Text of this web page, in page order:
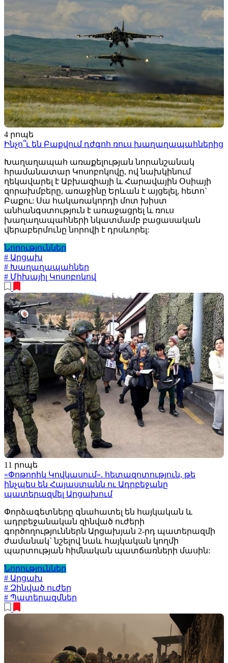
4 րոպե
Ինչո՞ւ են Բաքվում դժգոհ ռուս խաղաղապահներից
Խաղաղապահ առաքելության նորանշանակ
հրամանատար Կոսոբոկովը, ով նախկինում
ղեկավարել է Աբխազիայի և Հարավային Օսիայի
զորախմբերը, առաջինը Երևան է այցելել, հետո`
Բաքու: Սա հակառակորդի մոտ խիստ
անհանգստություն է առաջացրել և ռուս
խաղաղապահների նկատմամբ բացասական
վերաբերմունը նորովի է դրսևորել:
Նորություններ
# Արցախ
# Խաղաղապահներ
# Միխայիլ Կոսոբոկով
11 րոպե
«Փոթորիկ Կովկասում». հետազոտություն, թե
ինչպես են Հայաստանն ու Ադրբեջանը
պատերազմել Արցախում
Փորձագետները գնահատել են հայկական և
ադրբեջանական զինված ուժերի
գործողություններն Արցախյան 2-րդ պատերազմի
ժամանակ` նշելով նաև հայկական կողմի
պարտության հիմնական պատճառների մասին:
Նորություններ
# Արցախ
# Զինված ուժեր
# Պատերազմներ